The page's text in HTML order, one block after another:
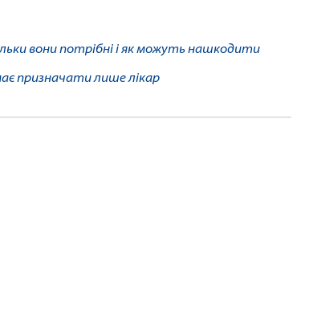
вони потрібні і як можуть нашкодити
призначати лише лікар